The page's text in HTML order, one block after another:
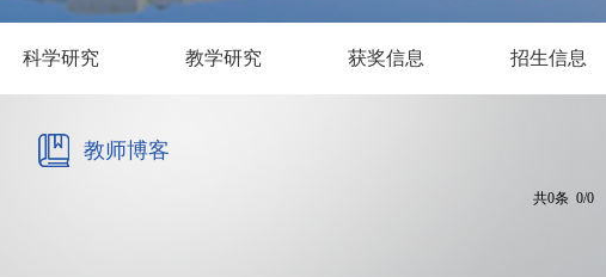
科学研究 教学研究 获奖信息 招生信息
教师博客
共0条 0/0